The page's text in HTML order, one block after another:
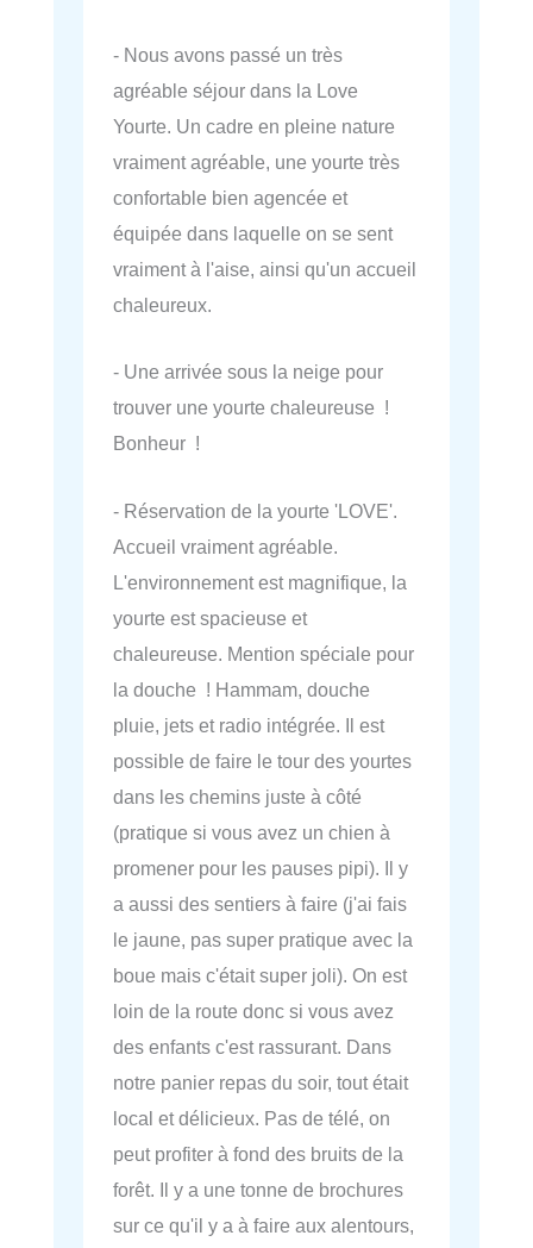
- Nous avons passé un très
agréable séjour dans la Love
Yourte. Un cadre en pleine nature
vraiment agréable, une yourte très
confortable bien agencée et
équipée dans laquelle on se sent
vraiment à l'aise, ainsi qu'un accueil
chaleureux.
- Une arrivée sous la neige pour
trouver une yourte chaleureuse !
Bonheur !
- Réservation de la yourte 'LOVE'.
Accueil vraiment agréable.
L'environnement est magnifique, la
yourte est spacieuse et
chaleureuse. Mention spéciale pour
la douche ! Hammam, douche
pluie, jets et radio intégrée. Il est
possible de faire le tour des yourtes
dans les chemins juste à côté
(pratique si vous avez un chien à
promener pour les pauses pipi). Il y
a aussi des sentiers à faire (j'ai fais
le jaune, pas super pratique avec la
boue mais c'était super joli). On est
loin de la route donc si vous avez
des enfants c'est rassurant. Dans
notre panier repas du soir, tout était
local et délicieux. Pas de télé, on
peut profiter à fond des bruits de la
forêt. Il y a une tonne de brochures
sur ce qu'il y a à faire aux alentours,